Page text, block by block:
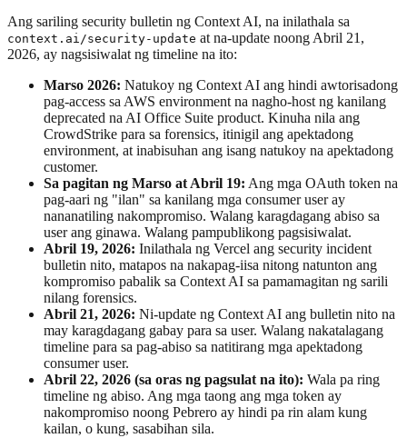
Ang sariling security bulletin ng Context AI, na inilathala sa
context.ai/security-update at na-update noong Abril 21,
2026, ay nagsisiwalat ng timeline na ito:
Marso 2026: Natukoy ng Context AI ang hindi awtorisadong
pag-access sa AWS environment na nagho-host ng kanilang
deprecated na AI Office Suite product. Kinuha nila ang
CrowdStrike para sa forensics, itinigil ang apektadong
environment, at inabisuhan ang isang natukoy na apektadong
customer.
Sa pagitan ng Marso at Abril 19: Ang mga OAuth token na
pag-aari ng "ilan" sa kanilang mga consumer user ay
nananatiling nakompromiso. Walang karagdagang abiso sa
user ang ginawa. Walang pampublikong pagsisiwalat.
Abril 19, 2026: Inilathala ng Vercel ang security incident
bulletin nito, matapos na nakapag-iisa nitong natunton ang
kompromiso pabalik sa Context AI sa pamamagitan ng sarili
nilang forensics.
Abril 21, 2026: Ni-update ng Context AI ang bulletin nito na
may karagdagang gabay para sa user. Walang nakatalagang
timeline para sa pag-abiso sa natitirang mga apektadong
consumer user.
Abril 22, 2026 (sa oras ng pagsulat na ito): Wala pa ring
timeline ng abiso. Ang mga taong ang mga token ay
nakompromiso noong Pebrero ay hindi pa rin alam kung
kailan, o kung, sasabihan sila.